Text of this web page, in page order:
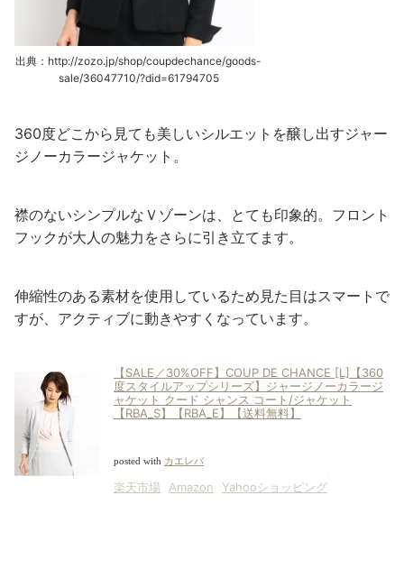
出典：http://zozo.jp/shop/coupdechance/goods-
sale/36047710/?did=61794705
360度どこから見ても美しいシルエットを醸し出すジャー
ジノーカラージャケット。
襟のないシンプルなＶゾーンは、とても印象的。フロント
フックが大人の魅力をさらに引き立てます。
伸縮性のある素材を使用しているため見た目はスマートで
すが、アクティブに動きやすくなっています。
【SALE／30%OFF】COUP DE CHANCE [L]【360
度スタイルアップシリーズ】ジャージノーカラージ
ャケット クード シャンス コート/ジャケット
【RBA_S】【RBA_E】【送料無料】
posted with カエレバ
楽天市場 Amazon Yahooショッピング